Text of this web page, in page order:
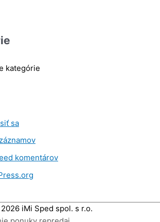
kategórie
sa
komentárov
iMi Sped spol. s r.o.